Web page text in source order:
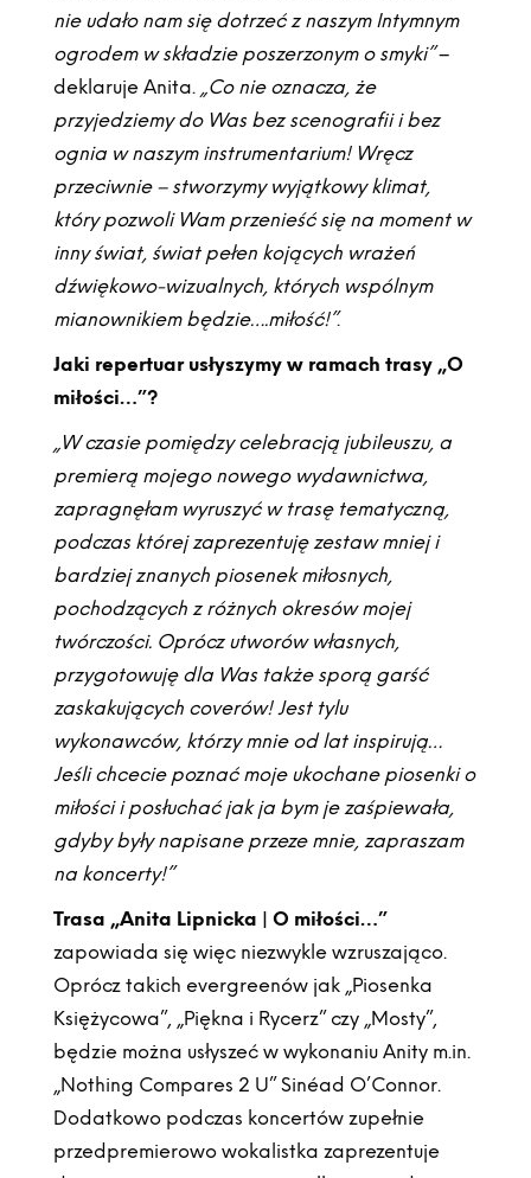
nie udało nam się dotrzeć z naszym Intymnym
ogrodem w składzie poszerzonym o smyki”–
deklaruje Anita. „Co nie oznacza, że
przyjedziemy do Was bez scenografii i bez
ognia w naszym instrumentarium! Wręcz
przeciwnie – stworzymy wyjątkowy klimat,
który pozwoli Wam przenieść się na moment w
inny świat, świat pełen kojących wrażeń
dźwiękowo-wizualnych, których wspólnym
mianownikiem będzie….miłość!”.
Jaki repertuar usłyszymy w ramach trasy „O
miłości…”?
„W czasie pomiędzy celebracją jubileuszu, a
premierą mojego nowego wydawnictwa,
zapragnęłam wyruszyć w trasę tematyczną,
podczas której zaprezentuję zestaw mniej i
bardziej znanych piosenek miłosnych,
pochodzących z różnych okresów mojej
twórczości. Oprócz utworów własnych,
przygotowuję dla Was także sporą garść
zaskakujących coverów! Jest tylu
wykonawców, którzy mnie od lat inspirują…
Jeśli chcecie poznać moje ukochane piosenki o
miłości i posłuchać jak ja bym je zaśpiewała,
gdyby były napisane przeze mnie, zapraszam
na koncerty!”
Trasa „Anita Lipnicka | O miłości…”
zapowiada się więc niezwykle wzruszająco.
Oprócz takich evergreenów jak „Piosenka
Księżycowa”, „Piękna i Rycerz” czy „Mosty”,
będzie można usłyszeć w wykonaniu Anity m.in.
„Nothing Compares 2 U” Sinéad O’Connor.
Dodatkowo podczas koncertów zupełnie
przedpremierowo wokalistka zaprezentuje